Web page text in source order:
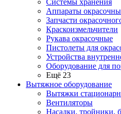
Системы хранения
Аппараты
Запчасти
Краскоизмельчители
Рукава окрасочные
Пистолеты для
Устройства
Оборудование для
Ещё 23
Вытяжное оборудование
Вытяжки
Вентиляторы
Насадки, тройники,